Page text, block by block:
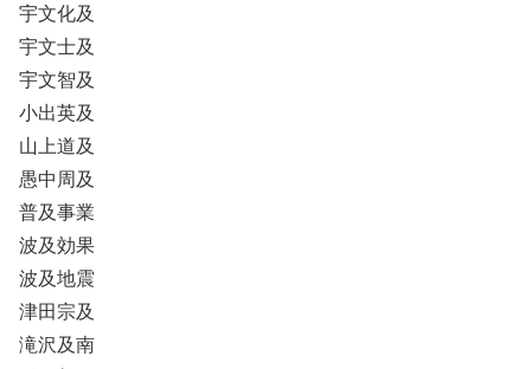
宇文化及
宇文士及
宇文智及
小出英及
山上道及
愚中周及
普及事業
波及効果
波及地震
津田宗及
滝沢及南